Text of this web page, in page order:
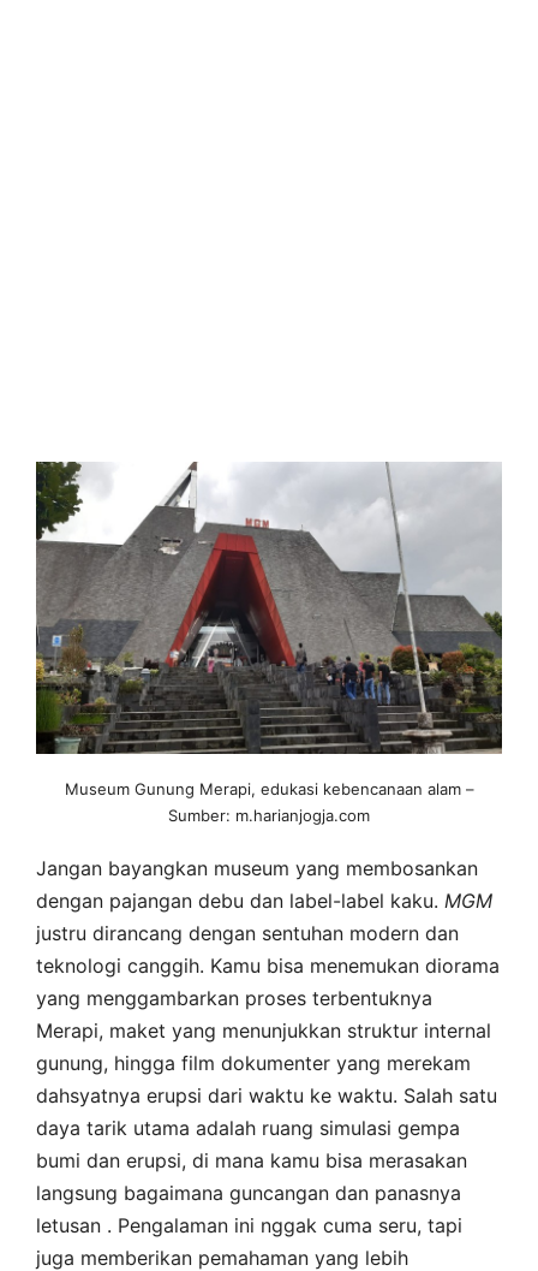
Museum Gunung Merapi, edukasi kebencanaan alam –
Sumber: m.harianjogja.com
Jangan bayangkan museum yang membosankan
dengan pajangan debu dan label-label kaku. MGM
justru dirancang dengan sentuhan modern dan
teknologi canggih. Kamu bisa menemukan diorama
yang menggambarkan proses terbentuknya
Merapi, maket yang menunjukkan struktur internal
gunung, hingga film dokumenter yang merekam
dahsyatnya erupsi dari waktu ke waktu. Salah satu
daya tarik utama adalah ruang simulasi gempa
bumi dan erupsi, di mana kamu bisa merasakan
langsung bagaimana guncangan dan panasnya
letusan . Pengalaman ini nggak cuma seru, tapi
juga memberikan pemahaman yang lebih